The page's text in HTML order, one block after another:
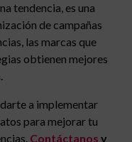
tendencia, es una
de campañas
las marcas que
obtienen mejores
a implementar
para mejorar tu
Contáctanos y